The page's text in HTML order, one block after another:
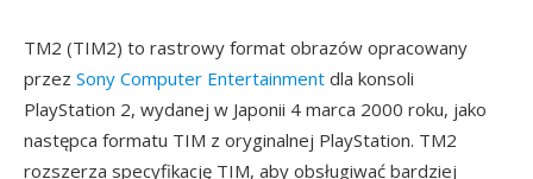
TM2 (TIM2) to rastrowy format obrazów opracowany
przez Sony Computer Entertainment dla konsoli
PlayStation 2, wydanej w Japonii 4 marca 2000 roku, jako
następca formatu TIM z oryginalnej PlayStation. TM2
rozszerza specyfikację TIM, aby obsługiwać bardziej